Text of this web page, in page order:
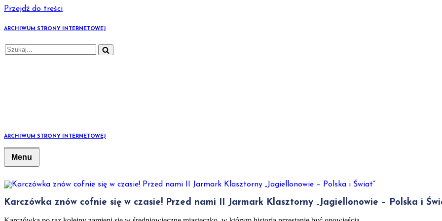
Przejdź do treści
ARCHIWUM STRONY INTERNETOWEJ
ARCHIWUM STRONY INTERNETOWEJ
Karczówka znów cofnie się w czasie! Przed nami II Jarmark Klasztorny „Jagiellonowie – Polska i